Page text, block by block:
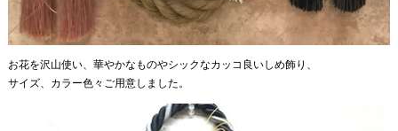
お花を沢山使い、華やかなものやシックなカッコ良いしめ飾り、
サイズ、カラー色々ご用意しました。